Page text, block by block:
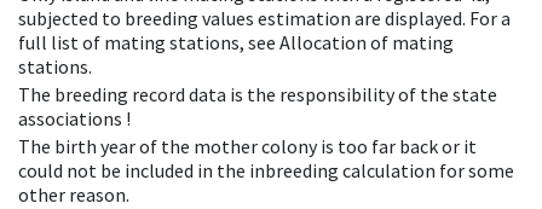
subjected to breeding values estimation are displayed. For a
full list of mating stations, see Allocation of mating
stations.
The breeding record data is the responsibility of the state
associations !
The birth year of the mother colony is too far back or it
could not be included in the inbreeding calculation for some
other reason.